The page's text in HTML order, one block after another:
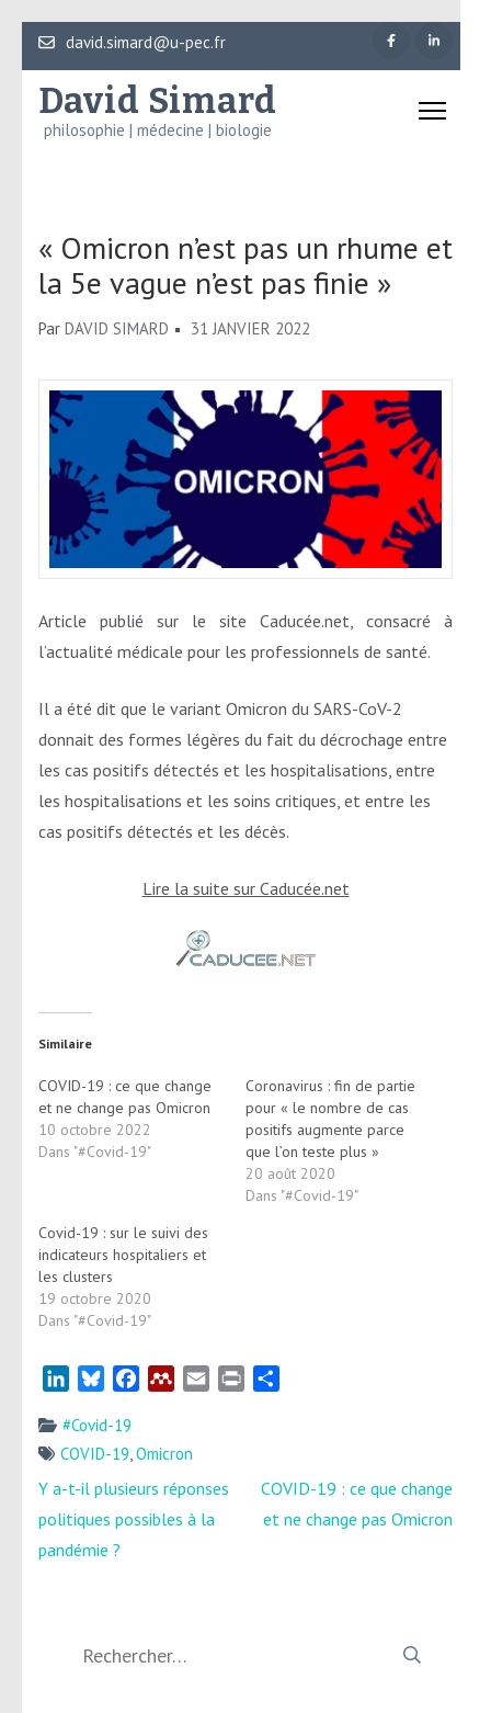
Aller
au
contenu
(Pressez
david.simard@u-pec.fr
David Simard
philosophie | médecine | biologie
« Omicron n’est pas un rhume et
la 5e vague n’est pas finie »
Par DAVID SIMARD 31 JANVIER 2022
Article publié sur le site Caducée.net, consacré à
l’actualité médicale pour les professionnels de santé.
Il a été dit que le variant Omicron du SARS-CoV-2
donnait des formes légères du fait du décrochage entre
les cas positifs détectés et les hospitalisations, entre
les hospitalisations et les soins critiques, et entre les
cas positifs détectés et les décès.
Lire la suite sur Caducée.net
Similaire
COVID-19 : ce que change
et ne change pas Omicron
10 octobre 2022
Dans "#Covid-19"
Coronavirus : fin de partie
pour « le nombre de cas
positifs augmente parce
que l’on teste plus »
20 août 2020
Dans "#Covid-19"
Covid-19 : sur le suivi des
indicateurs hospitaliers et
les clusters
19 octobre 2020
Dans "#Covid-19"
LinkedInBlueskyFacebookMendeley
Email Print
#Covid-19
COVID-19,Omicron
Navigation
de
l’article
Y a-t-il plusieurs réponses
politiques possibles à la
pandémie ?
COVID-19 : ce que change
et ne change pas Omicron